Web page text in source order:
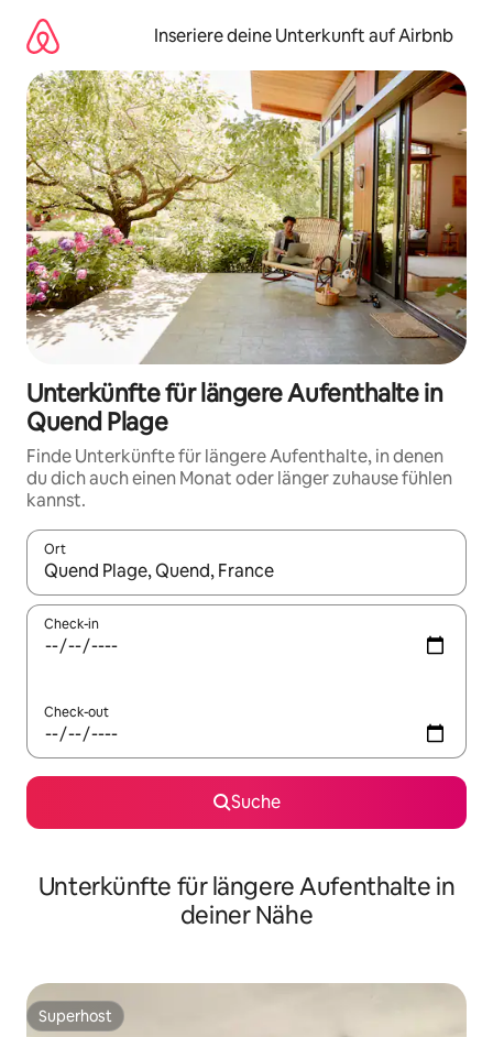
Inhalten
springen
Inseriere deine Unterkunft auf Airbnb
Unterkünfte für längere Aufenthalte in
Quend Plage
Finde Unterkünfte für längere Aufenthalte, in denen
du dich auch einen Monat oder länger zuhause fühlen
kannst.
Ort
Wenn Ergebnisse verfügbar sind, navigiere mit den
Check-in
Check-out
Suche
Unterkünfte für längere Aufenthalte in
deiner Nähe
Superhost
Superhost